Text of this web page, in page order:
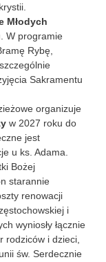
Młodych
W programie
Rybę,
Sakramentu
organizuje
w 2027 roku do
jest
u ks. Adama.
Bożej
starannie
renowacji
i
wyniosły łącznie
rodziców i dzieci,
św. Serdecznie